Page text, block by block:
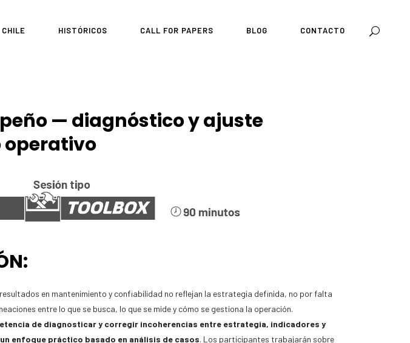
CHILE HISTÓRICOS CALL FOR PAPERS BLOG CONTACTO
— diagnóstico y ajuste
operativo
en mantenimiento y confiabilidad no reflejan la estrategia definida, no por falta
entre lo que se busca, lo que se mide y cómo se gestiona la operación.
de diagnosticar y corregir incoherencias entre estrategia, indicadores y
enfoque práctico basado en análisis de casos. Los participantes trabajarán sobre